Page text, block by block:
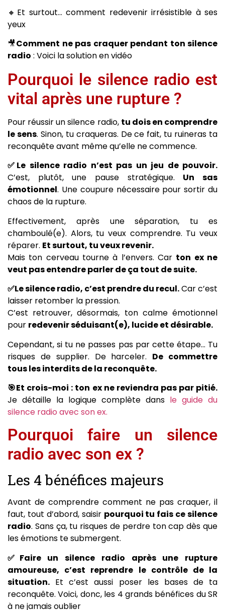
🔸Et surtout… comment redevenir irrésistible à ses
yeux
🎥Comment ne pas craquer pendant ton silence
radio : Voici la solution en vidéo
Pourquoi le silence radio est
vital après une rupture ?
Pour réussir un silence radio, tu dois en comprendre
le sens. Sinon, tu craqueras. De ce fait, tu ruineras ta
reconquête avant même qu’elle ne commence.
✅Le silence radio n’est pas un jeu de pouvoir.
C’est, plutôt, une pause stratégique. Un sas
émotionnel. Une coupure nécessaire pour sortir du
chaos de la rupture.
Effectivement, après une séparation, tu es
chamboulé(e). Alors, tu veux comprendre. Tu veux
réparer. Et surtout, tu veux revenir.
Mais ton cerveau tourne à l’envers. Car ton ex ne
veut pas entendre parler de ça tout de suite.
✅Le silence radio, c’est prendre du recul.Car c’est
laisser retomber la pression.
C’est retrouver, désormais, ton calme émotionnel
pour redevenir séduisant(e), lucide et désirable.
Cependant, si tu ne passes pas par cette étape… Tu
risques de supplier. De harceler. De commettre
tous les interdits de la reconquête.
🎯Et crois-moi : ton ex ne reviendra pas par pitié.
Je détaille la logique complète dans le guide du
silence radio avec son ex.
Pourquoi faire un silence
radio avec son ex ?
Les 4 bénéfices majeurs
Avant de comprendre comment ne pas craquer, il
faut, tout d’abord, saisir pourquoi tu fais ce silence
radio. Sans ça, tu risques de perdre ton cap dès que
les émotions te submergent.
✅Faire un silence radio après une rupture
amoureuse, c’est reprendre le contrôle de la
situation. Et c’est aussi poser les bases de ta
reconquête. Voici, donc, les 4 grands bénéfices du SR
à ne jamais oublier